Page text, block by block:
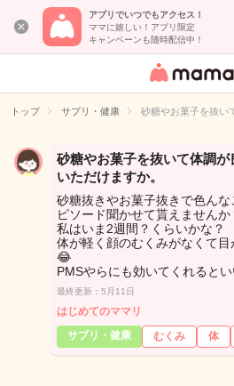
アプリでいつでもアクセス！
ママに嬉しい！アプリ限定
キャンペーンも随時配信中！
女性専用匿名
イト
トップ サプリ・健康 砂糖やお菓子を抜い
砂糖やお菓子を抜いて体調
いただけますか。
砂糖抜きやお菓子抜きで色ん
ピソード聞かせて貰えませんか
私はいま2週間？くらいかな？
体が軽く顔のむくみがなくて
😂
PMSやらにも効いてくれると
最終更新：5月11日
はじめてのママリ
サプリ・健康
むくみ 体